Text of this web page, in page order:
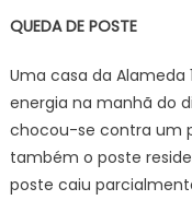
QUEDA DE POSTE
Uma casa da Alameda
energia na manhã do
chocou-se contra um
também o poste
poste caiu